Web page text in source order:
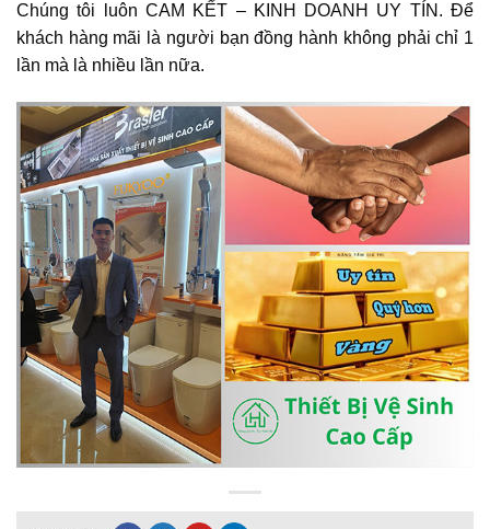
Chúng tôi luôn CAM KẾT – KINH DOANH UY TÍN. Để
khách hàng mãi là người bạn đồng hành không phải chỉ 1
lần mà là nhiều lần nữa.